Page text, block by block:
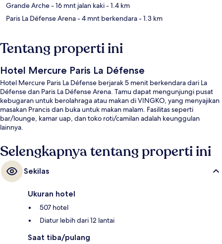
Grande Arche- 16 mnt jalan kaki- 1.4 km
Paris La Défense Arena- 4 mnt berkendara- 1.3 km
Tentang properti ini
Hotel Mercure Paris La Défense
Hotel Mercure Paris La Défense berjarak 5 menit berkendara dari La
Défense dan Paris La Défense Arena. Tamu dapat mengunjungi pusat
kebugaran untuk berolahraga atau makan di VINGKO, yang menyajikan
masakan Prancis dan buka untuk makan malam. Fasilitas seperti
bar/lounge, kamar uap, dan toko roti/camilan adalah keunggulan
lainnya.
Selengkapnya tentang properti ini
Sekilas
Ukuran hotel
507 hotel
Diatur lebih dari 12 lantai
Saat tiba/pulang